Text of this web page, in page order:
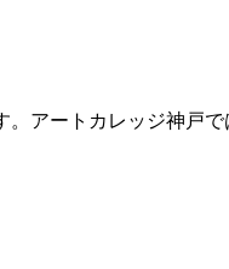
アートカレッジ神戸